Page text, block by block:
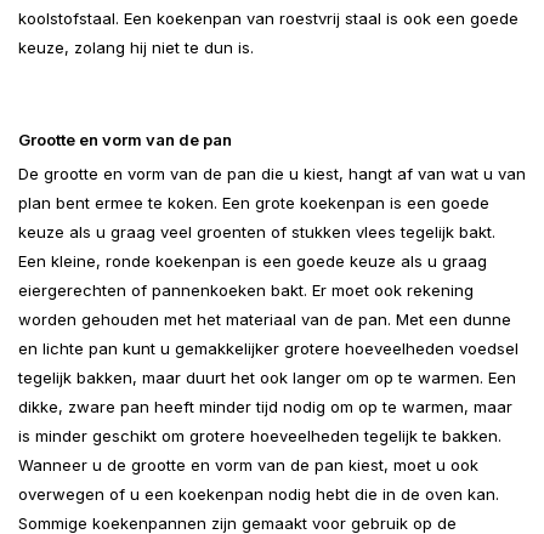
koolstofstaal. Een koekenpan van roestvrij staal is ook een goede
keuze, zolang hij niet te dun is.
Grootte en vorm van de pan
De grootte en vorm van de pan die u kiest, hangt af van wat u van
plan bent ermee te koken. Een grote koekenpan is een goede
keuze als u graag veel groenten of stukken vlees tegelijk bakt.
Een kleine, ronde koekenpan is een goede keuze als u graag
eiergerechten of pannenkoeken bakt. Er moet ook rekening
worden gehouden met het materiaal van de pan. Met een dunne
en lichte pan kunt u gemakkelijker grotere hoeveelheden voedsel
tegelijk bakken, maar duurt het ook langer om op te warmen. Een
dikke, zware pan heeft minder tijd nodig om op te warmen, maar
is minder geschikt om grotere hoeveelheden tegelijk te bakken.
Wanneer u de grootte en vorm van de pan kiest, moet u ook
overwegen of u een koekenpan nodig hebt die in de oven kan.
Sommige koekenpannen zijn gemaakt voor gebruik op de